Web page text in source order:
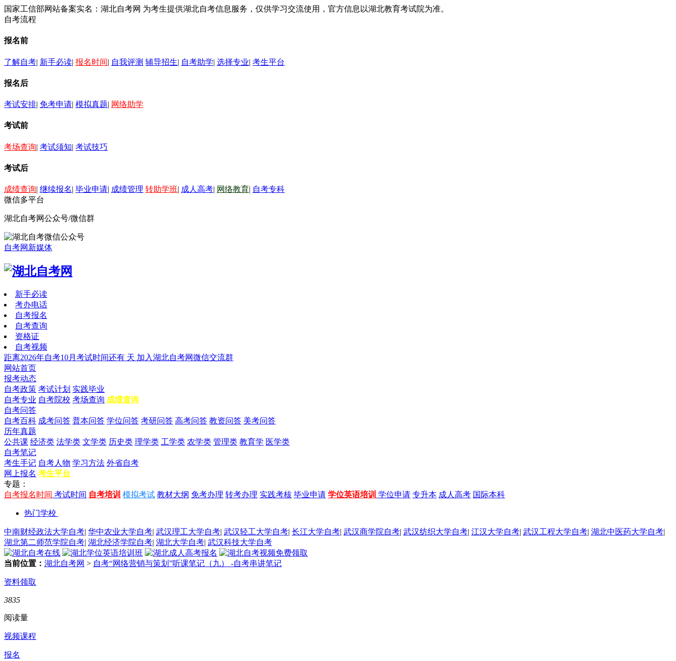
国家工信部网站备案实名：湖北自考网 为考生提供湖北自考信息服务，仅供学习交流使用，官方信息以湖北教育考试院为准。
自考流程
报名前
了解自考| 新手必读| 报名时间| 自我评测 辅导招生| 自考助学| 选择专业| 考生平台
报名后
考试安排| 免考申请| 模拟真题| 网络助学
考试前
考场查询| 考试须知| 考试技巧
考试后
成绩查询| 继续报名| 毕业申请| 成绩管理 转助学班| 成人高考| 网络教育| 自考专科
微信多平台
湖北自考网公众号/微信群
自考网新媒体
新手必读
考办电话
自考报名
自考查询
资格证
自考视频
距离2026年自考10月考试时间还有 天 加入湖北自考网微信交流群
网站首页
报考动态
自考政策 考试计划 实践毕业
自考专业 自考院校 考场查询 成绩查询
自考问答
自考百科 成考问答 普本问答 学位问答 考研问答 高考问答 教资问答 美考问答
历年真题
公共课 经济类 法学类 文学类 历史类 理学类 工学类 农学类 管理类 教育学 医学类
自考笔记
考生手记 自考人物 学习方法 外省自考
网上报名 考生平台
专题：
自考报名时间 考试时间 自考培训 模拟考试 教材大纲 免考办理 转考办理 实践考核 毕业申请 学位英语培训 学位申请 专升本 成人高考 国际本科
热门学校
中南财经政法大学自考| 华中农业大学自考| 武汉理工大学自考| 武汉轻工大学自考| 长江大学自考| 武汉商学院自考| 武汉纺织大学自考| 江汉大学自考| 武汉工程大学自考| 湖北中医药大学自考|
湖北第二师范学院自考| 湖北经济学院自考| 湖北大学自考| 武汉科技大学自考
当前位置： 湖北自考网 > 自考“网络营销与策划”听课笔记（九） -自考串讲笔记
资料领取
3835
阅读量
视频课程
报名